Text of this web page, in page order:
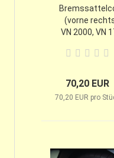
(vorne
VN 2000, VN
70,20 EUR
70,20 EUR pro